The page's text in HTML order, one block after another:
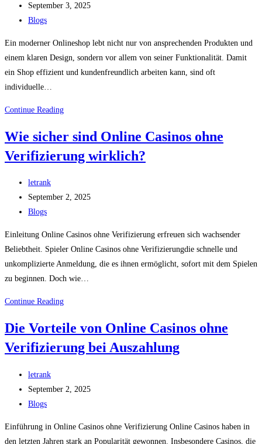
author:
Post
published:
September 3, 2025
Post
Blogs
Ein moderner Onlineshop lebt nicht nur von ansprechenden Produkten und
einem klaren Design, sondern vor allem von seiner Funktionalität. Damit
ein Shop effizient und kundenfreundlich arbeiten kann, sind oft
individuelle…
Continue ReadingErfolgreiche
dank
professioneller
Entwicklung
Wie sicher sind Online Casinos ohne
Verifizierung wirklich?
Post
author:
letrank
Post
published:
September 2, 2025
Post
Blogs
Einleitung Online Casinos ohne Verifizierung erfreuen sich wachsender
Beliebtheit. Spieler Online Casinos ohne Verifizierungdie schnelle und
unkomplizierte Anmeldung, die es ihnen ermöglicht, sofort mit dem Spielen
zu beginnen. Doch wie…
Continue ReadingWie
sind
Online
Verifizierung
Die Vorteile von Online Casinos ohne
Verifizierung bei Auszahlung
Post
author:
letrank
Post
published:
September 2, 2025
Post
Blogs
Einführung in Online Casinos ohne Verifizierung Online Casinos haben in
den letzten Jahren stark an Popularität gewonnen. Insbesondere Casinos, die